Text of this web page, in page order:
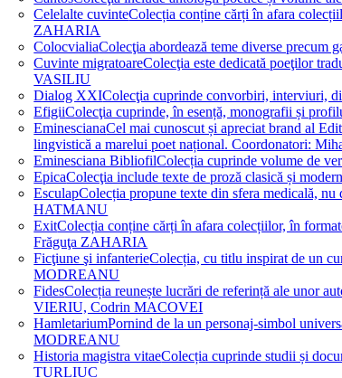
Celelalte cuvinteColecția conține cărți în afara
ZAHARIA
ColocvialiaColecţia abordează teme diverse
Cuvinte migratoareColecţia este dedicată poeţilor
VASILIU
Dialog XXIColecţia cuprinde convorbiri, interviuri,
EfigiiColecţia cuprinde, în esență, monografii și
EminescianaCel mai cunoscut și apreciat brand al
lingvistică a marelui poet național. Coordonatori:
Eminesciana BibliofilColecția cuprinde volume de
EpicaColecţia include texte de proză clasică și
EsculapColecția propune texte din sfera medicală,
HATMANU
ExitColecția conține cărți în afara colecțiilor, în
Frăguţa ZAHARIA
Ficţiune şi infanterieColecția, cu titlu inspirat de un
MODREANU
FidesColecția reunește lucrări de referință ale unor
VIERIU, Codrin MACOVEI
HamletariumPornind de la un personaj-simbol
MODREANU
Historia magistra vitaeColecția cuprinde studii și
TURLIUC